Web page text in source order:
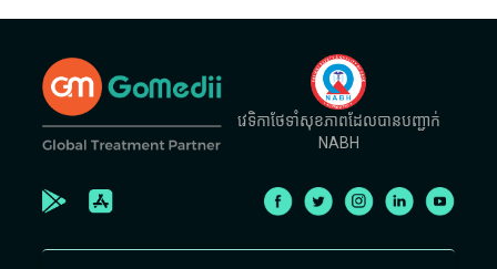
វេទិកាថែទាំសុខភាពដែលបានបញ្ជាក់
NABH